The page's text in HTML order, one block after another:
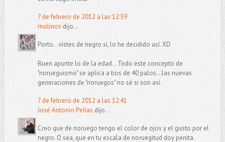
7 de febrero de 2012 a las 12:39
molinos dijo...
Porto...vistes de negro sí, lo he decidido así. XD
Buen apunte lo de la edad...Todo este concepto de
"norueguismo" se aplica a tios de 40 palos...las nuevas
generaciones de "noruegos" no sé si son así.
7 de febrero de 2012 a las 12:41
José Antonio Peñas dijo...
Creo que de noruego tengo el color de ojos y el gusto por el
negro. O sea, que en tu escala de noruegitud doy penita.